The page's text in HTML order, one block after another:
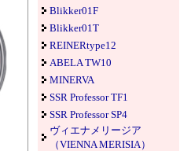
Blikker01F
Blikker01T
REINERtype12
ABELA TW10
MINERVA
SSR Professor TF1
SSR Professor SP4
ヴィエナメリージア
（VIENNA MERISIA）